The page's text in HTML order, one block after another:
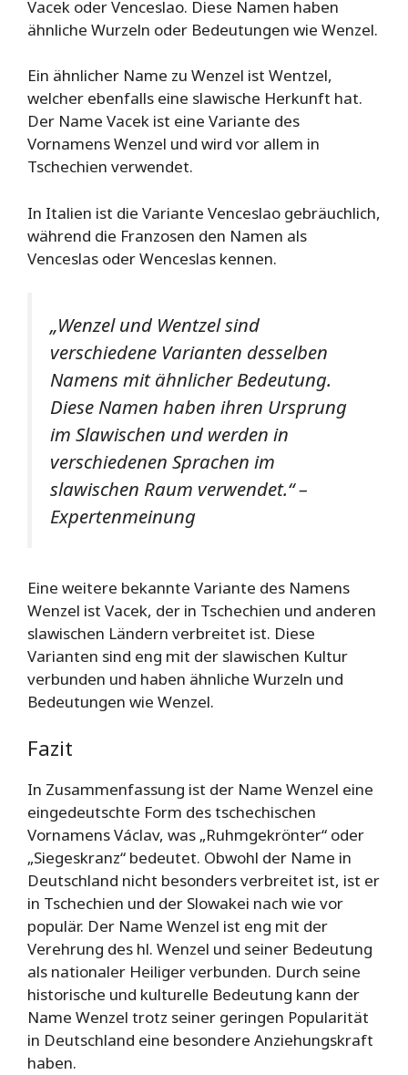
Vacek oder Venceslao. Diese Namen haben
ähnliche Wurzeln oder Bedeutungen wie Wenzel.
Ein ähnlicher Name zu Wenzel ist Wentzel,
welcher ebenfalls eine slawische Herkunft hat.
Der Name Vacek ist eine Variante des
Vornamens Wenzel und wird vor allem in
Tschechien verwendet.
In Italien ist die Variante Venceslao gebräuchlich,
während die Franzosen den Namen als
Venceslas oder Wenceslas kennen.
„Wenzel und Wentzel sind
verschiedene Varianten desselben
Namens mit ähnlicher Bedeutung.
Diese Namen haben ihren Ursprung
im Slawischen und werden in
verschiedenen Sprachen im
slawischen Raum verwendet.“ –
Expertenmeinung
Eine weitere bekannte Variante des Namens
Wenzel ist Vacek, der in Tschechien und anderen
slawischen Ländern verbreitet ist. Diese
Varianten sind eng mit der slawischen Kultur
verbunden und haben ähnliche Wurzeln und
Bedeutungen wie Wenzel.
Fazit
In Zusammenfassung ist der Name Wenzel eine
eingedeutschte Form des tschechischen
Vornamens Václav, was „Ruhmgekrönter“ oder
„Siegeskranz“ bedeutet. Obwohl der Name in
Deutschland nicht besonders verbreitet ist, ist er
in Tschechien und der Slowakei nach wie vor
populär. Der Name Wenzel ist eng mit der
Verehrung des hl. Wenzel und seiner Bedeutung
als nationaler Heiliger verbunden. Durch seine
historische und kulturelle Bedeutung kann der
Name Wenzel trotz seiner geringen Popularität
in Deutschland eine besondere Anziehungskraft
haben.